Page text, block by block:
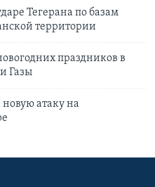
Тегерана по базам
территории
праздников в
Газы
новую атаку на